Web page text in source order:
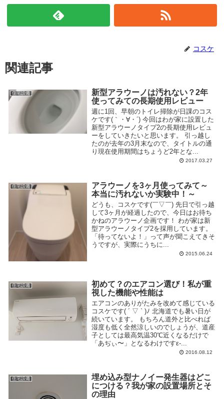
コスケ
関連記事
住宅設備
新型アラウーノは汚れない？2年
使ってみての長期使用レビュー
週に1回、早朝のトイレ掃除が日課のコス
ケです(｀・∀・´) 今回はわが家に設置した
新型アラウーノタイプ2の長期使用レビュ
ーをしていきたいと思います。 引っ越し
たのが去年の3月末なので、タイトルの通
り現在使用期間はちょうど2年とな...
2017.03.27
住宅設備
アラウーノを3ヶ月使ってみて～
本当に汚れないか実験中！～
どうも、コスケです(￣▽￣) 先日で引っ越
して3ヶ月が経過したので、今日はお待ち
かねのアラウーノ企画です！ わが家は新
型アラウーノタイプ2を採用しています。
「待ってないよ！」って声が聞こえてきそ
うですが、実際にうちに...
2015.06.24
住宅設備
初めて？のエアコン選び！私が重
視した機能や性能は
エアコンのありがたみを改めて感じている
コスケです( ´ ▽ ` )ﾉ 北海道でも暑い日が
続いています。 もちろん道外と比べれば
湿度も低く全然涼しいのでしょうが、道産
子としては最高気温30℃近くなるだけで
「あぢぃ〜」となるわけですε-...
2016.08.12
住宅設備
埋め込み型ナノイー発生器はどこ
につける？我が家の設置場所とそ
の理由